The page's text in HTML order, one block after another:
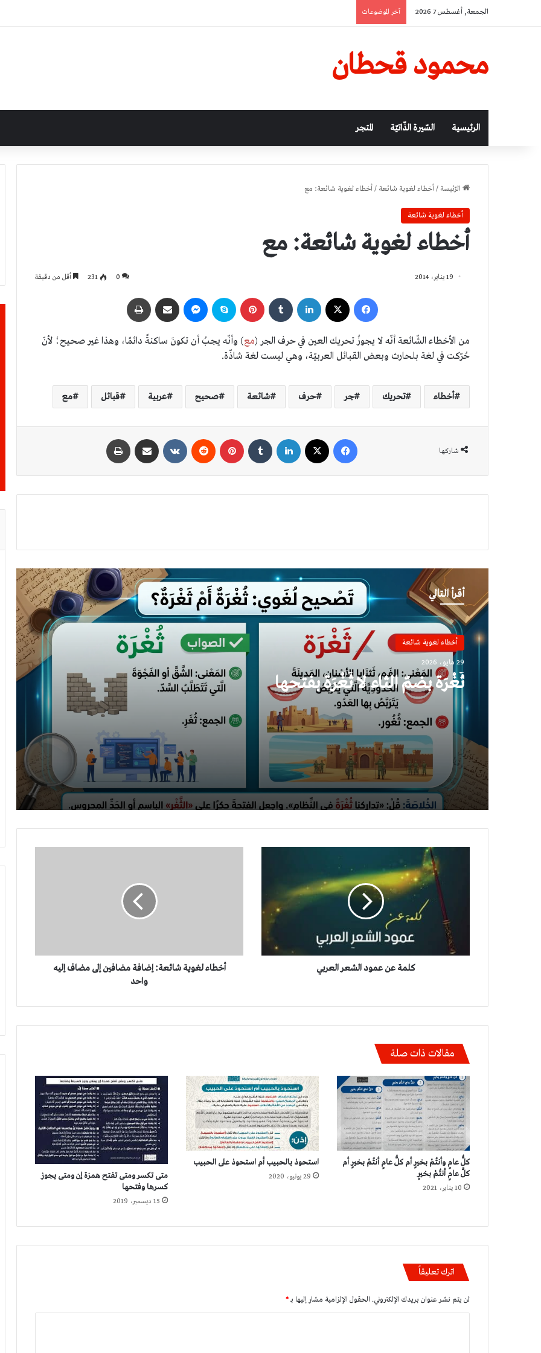
الجمعة, أغسطس 7 2026 آخر الموضوعات
محمود قحطان
الرئيسية السّيرة الذّاتيّة المتجر
الرّئيسة / أخطاء لغوية شائعة / أخطاء لغوية شائعة: مع
أخطاء لغوية شائعة
أخطاء لغوية شائعة: مع
19 يناير، 2014 0
231 أقل من دقيقة
فيسبوك لينكدإن بينتيريست سكايب ماسنجر مشاركة عبر البريد
من الأخطاء الشّائعة أنّه لا يجوزُ تحريك العين في حرف الجر (مع) وأنّه يجبُ أن تكونَ ساكنةً دائمًا، وهذا غير صحيح؛ لأنّ
حُرّكت في لغة بلحارث وبعض القبائل العربيّة، وهي ليست لغة شاذّة.
أخطاء تحريك جر حرف شائعة صحيح عربية قبائل مع
شاركها
فيسبوك لينكدإن بينتيريست مشاركة عبر البريد
أقرأ التالي
أخطاء لغوية شائعة
29 مايو، 2026
ثُغْرَة بضمّ الثاء لا ثَغْرَة بفتحها
التدقيق اللغوي والذكاء الاصطناعي: تعزيز الدقة
والكفاءة
أخطاء لغوية في كتابة البحوث العلمية
دكتور أم دكتورة
تدقيق لغوي
10 أخطاء لغوية شائعة في كتاباتنا- الجزء الثاني
كلمة عن عمود الشعر العربي
واحد
أخطاء لغوية شائعة: إضافة مضافين إلى مضاف إليه
واحد
مقالات ذات صلة
كلُّ عامٍ وأنتُمْ بخيرٍ أم كلُّ عامٍ أنتُمْ بخيرٍ أم
كلَّ عامٍ أنتُمْ بخيرٍ
10 يناير، 2021
استحوذ بالحبيب أم استحوذ على الحبيب
29 يونيو، 2020
متى تكسر ومتى تفتح همزة إن ومتى يجوز
كسرها وفتحها
15 ديسمبر، 2019
اترك تعليقاً
لن يتم نشر عنوان بريدك الإلكتروني. الحقول الإلزامية مشار إليها بـ*